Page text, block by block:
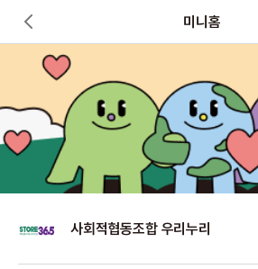
미니홈
사회적협동조합 우리누리